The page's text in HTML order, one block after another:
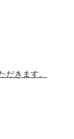
だきます。